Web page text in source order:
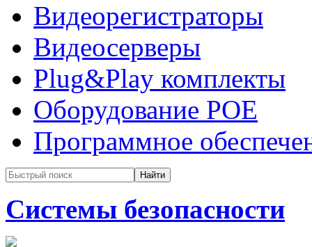
Видеорегистраторы
Видеосерверы
Plug&Play комплекты
Оборудование POE
Программное
Системы безопасности